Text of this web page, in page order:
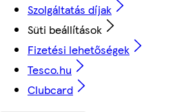
Szolgáltatás díjak
Süti beállítások
Fizetési lehetőségek
Tesco.hu
Clubcard